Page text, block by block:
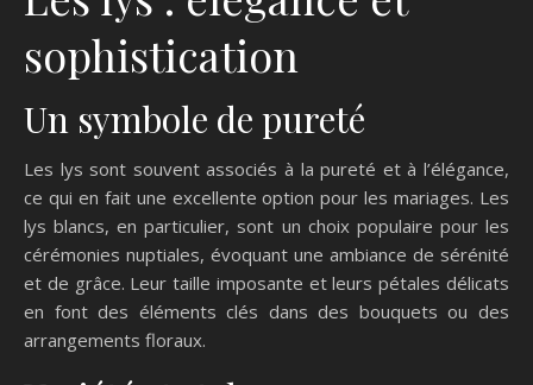
sophistication
Un symbole de pureté
Les lys sont souvent associés à la pureté et à l’élégance,
ce qui en fait une excellente option pour les mariages. Les
lys blancs, en particulier, sont un choix populaire pour les
cérémonies nuptiales, évoquant une ambiance de sérénité
et de grâce. Leur taille imposante et leurs pétales délicats
en font des éléments clés dans des bouquets ou des
arrangements floraux.